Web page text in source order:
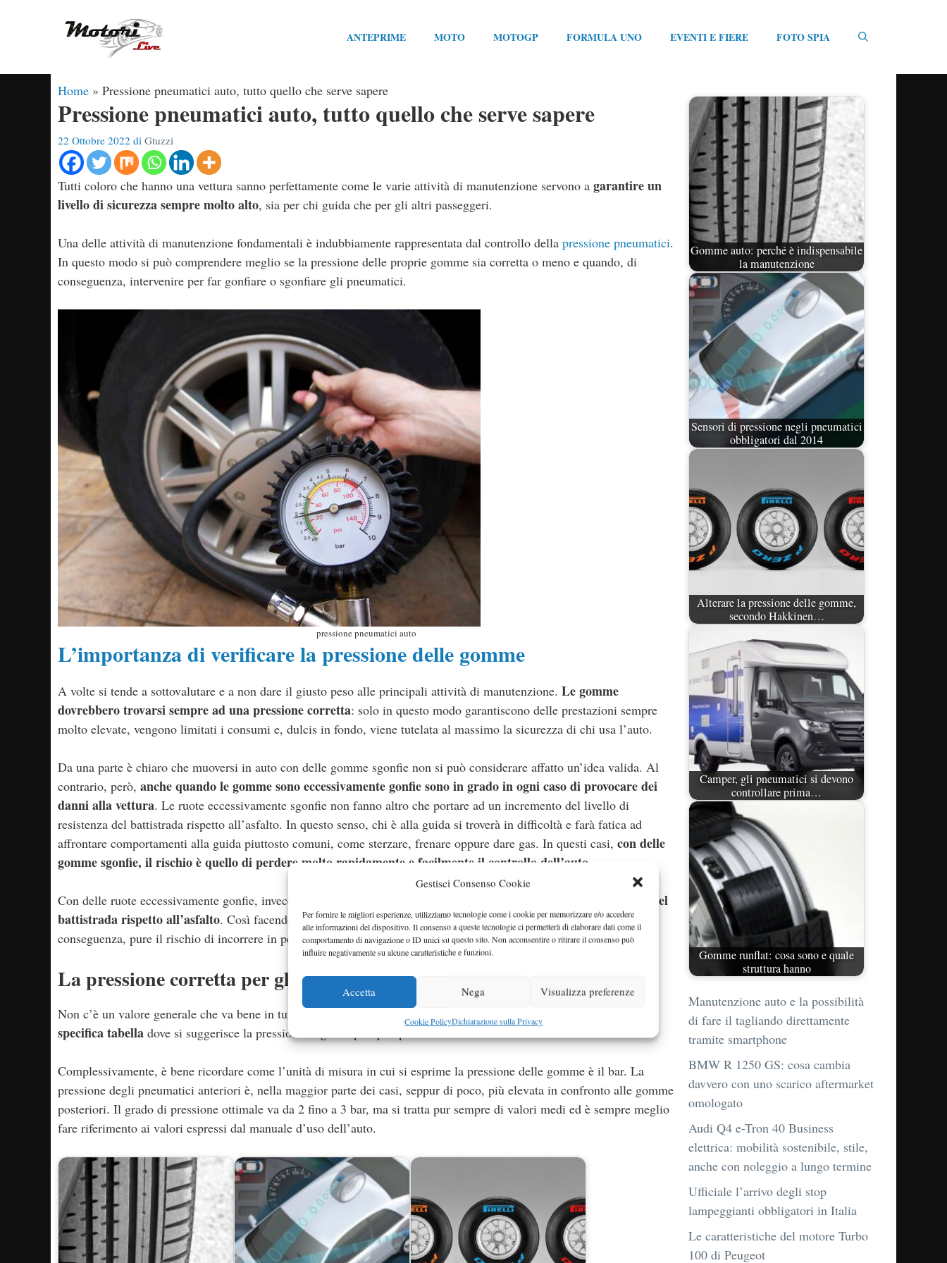
Gestisci Consenso Cookie
Per fornire le migliori esperienze, utilizziamo tecnologie come i cookie per memorizzare e/o accedere
alle informazioni del dispositivo. Il consenso a queste tecnologie ci permetterà di elaborare dati come il
comportamento di navigazione o ID unici su questo sito. Non acconsentire o ritirare il consenso può
influire negativamente su alcune caratteristiche e funzioni.
Accetta Nega Visualizza preferenze
Cookie PolicyDichiarazione sulla Privacy
ANTEPRIME MOTO MOTOGP FORMULA UNO EVENTI E FIERE FOTO SPIA
Home » Pressione pneumatici auto, tutto quello che serve sapere
Pressione pneumatici auto, tutto quello che serve sapere
22 Ottobre 2022 di Gtuzzi
Tutti coloro che hanno una vettura sanno perfettamente come le varie attività di manutenzione servono a garantire un
livello di sicurezza sempre molto alto, sia per chi guida che per gli altri passeggeri.
Una delle attività di manutenzione fondamentali è indubbiamente rappresentata dal controllo della pressione pneumatici.
In questo modo si può comprendere meglio se la pressione delle proprie gomme sia corretta o meno e quando, di
conseguenza, intervenire per far gonfiare o sgonfiare gli pneumatici.
pressione pneumatici auto
L’importanza di verificare la pressione delle gomme
A volte si tende a sottovalutare e a non dare il giusto peso alle principali attività di manutenzione. Le gomme
dovrebbero trovarsi sempre ad una pressione corretta: solo in questo modo garantiscono delle prestazioni sempre
molto elevate, vengono limitati i consumi e, dulcis in fondo, viene tutelata al massimo la sicurezza di chi usa l’auto.
Da una parte è chiaro che muoversi in auto con delle gomme sgonfie non si può considerare affatto un’idea valida. Al
contrario, però, anche quando le gomme sono eccessivamente gonfie sono in grado in ogni caso di provocare dei
danni alla vettura. Le ruote eccessivamente sgonfie non fanno altro che portare ad un incremento del livello di
resistenza del battistrada rispetto all’asfalto. In questo senso, chi è alla guida si troverà in difficoltà e farà fatica ad
affrontare comportamenti alla guida piuttosto comuni, come sterzare, frenare oppure dare gas. In questi casi, con delle
gomme sgonfie, il rischio è quello di perdere molto rapidamente e facilmente il controllo dell’auto
Con delle ruote eccessivamente gonfie, invece, si va a creare un’altra problematica. Ovvero,
a ridursi è l’aderenza del
battistrada rispetto all’asfalto. Così facendo, ecco che inevitabilmente aumentano i tempi di frenata e, di
conseguenza, pure il rischio di incorrere in pericolose sbandate, a maggior ragione se si viaggia a velocità sostenute.
La pressione corretta per gli pneumatici
Non c’è un valore generale che va bene in tutti i casi. Ciascuna vettura presenta un manuale d’uso, in cui si trova una
specifica tabella dove si suggerisce la pressione migliore per quel particolare modello di auto.
Complessivamente, è bene ricordare come l’unità di misura in cui si esprime la pressione delle gomme è il bar. La
pressione degli pneumatici anteriori è, nella maggior parte dei casi, seppur di poco, più elevata in confronto alle gomme
posteriori. Il grado di pressione ottimale va da 2 fino a 3 bar, ma si tratta pur sempre di valori medi ed è sempre meglio
fare riferimento ai valori espressi dal manuale d’uso dell’auto.
Gomme auto: perché è indispensabile
la manutenzione
Sensori di pressione negli pneumatici
obbligatori dal 2014
Alterare la pressione delle gomme,
secondo Hakkinen…
Camper, gli pneumatici si devono
controllare prima…
Gomme runflat: cosa sono e quale
struttura hanno
Manutenzione auto e la possibilità
di fare il tagliando direttamente
tramite smartphone
BMW R 1250 GS: cosa cambia
davvero con uno scarico aftermarket
omologato
Audi Q4 e-Tron 40 Business
elettrica: mobilità sostenibile, stile,
anche con noleggio a lungo termine
Ufficiale l’arrivo degli stop
lampeggianti obbligatori in Italia
Le caratteristiche del motore Turbo
100 di Peugeot